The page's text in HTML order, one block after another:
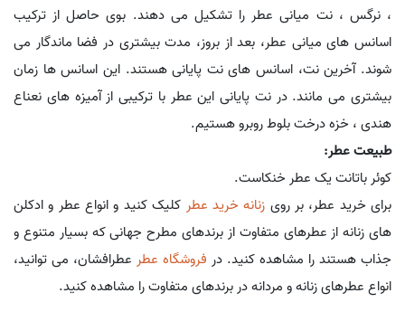
، نرگس ، نت میانی عطر را تشکیل می دهند. بوی حاصل از ترکیب
اسانس های میانی عطر، بعد از بروز، مدت بیشتری در فضا ماندگار می
شوند. آخرین نت، اسانس های نت پایانی هستند. این اسانس ها زمان
بیشتری می مانند. در نت پایانی این عطر با ترکیبی از آمیزه های نعناع
هندی ، خزه درخت بلوط روبرو هستیم.
طبیعت عطر:
کوئر باتانت یک عطر خنکاست.
برای خرید عطر، بر روی زنانه خرید عطر کلیک کنید و انواع عطر و ادکلن
های زنانه از عطرهای متفاوت از برندهای مطرح جهانی که بسیار متنوع و
جذاب هستند را مشاهده کنید. در فروشگاه عطر عطرافشان، می توانید،
انواع عطرهای زنانه و مردانه در برندهای متفاوت را مشاهده کنید.